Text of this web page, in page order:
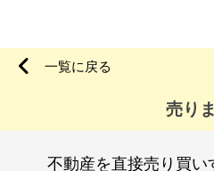
一覧に戻る
売り
不動産を直接売り買い